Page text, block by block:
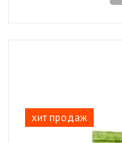
хит продаж